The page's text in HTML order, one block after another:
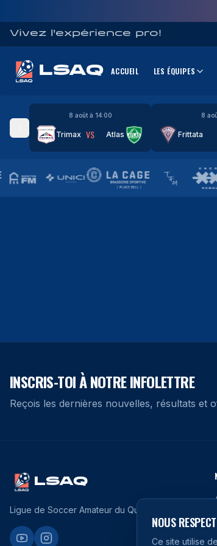
Vivez l'expérience pro!
LSAQ ACCUEIL LES ÉQUIPES
8 août à 14:00
Trimax VS Atlas
8
Frittata
INSCRIS-TOI À NOTRE INFOLETTRE
Reçois les dernières nouvelles, résultats et
LSAQ
Ligue de Soccer Amateur du Québec
NOUS
Ce site utilise